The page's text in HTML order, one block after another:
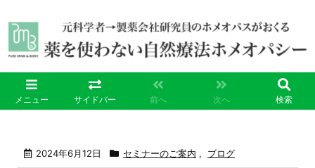
メニュー サイドバー 前へ 次へ 検索
2024年6月12日 セミナーのご案内 , ブログ